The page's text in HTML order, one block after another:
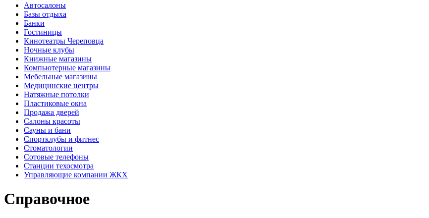
Автосалоны
Базы отдыха
Банки
Гостиницы
Кинотеатры Череповца
Ночные клубы
Книжные магазины
Компьютерные магазины
Мебельные магазины
Медицинские центры
Натяжные потолки
Пластиковые окна
Продажа дверей
Салоны красоты
Сауны и бани
Спортклубы и фитнес
Стоматологии
Сотовые телефоны
Станции техосмотра
Управляющие компании ЖКХ
Справочное